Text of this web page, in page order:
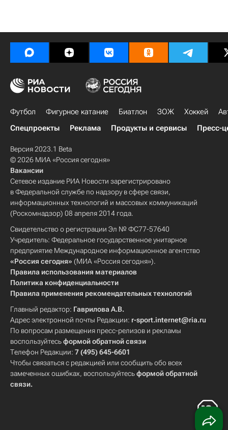
Футбол Фигурное катание Биатлон ЗОЖ Хоккей
Спецпроекты
Реклама Продукты и сервисы Пресс-
Версия 2023.1 Beta
© 2026 МИА «Россия сегодня»
Вакансии
Сетевое издание РИА Новости зарегистрировано
в Федеральной службе по надзору в сфере связи,
информационных технологий и массовых коммуникаций
(Роскомнадзор) 08 апреля 2014 года.
Свидетельство о регистрации Эл № ФС77-57640
Учредитель: Федеральное государственное унитарное
предприятие Международное информационное агентство
«Россия сегодня» (МИА «Россия сегодня»).
Правила использования материалов
Политика конфиденциальности
Правила применения рекомендательных технологий
Главный редактор: Гаврилова А.В.
Адрес электронной почты Редакции: r-sport.internet@ria.ru
По вопросам размещения пресс-релизов и рекламы
воспользуйтесьформой обратной связи
Телефон Редакции: 7 (495) 645-6601
Чтобы связаться с редакцией или сообщить обо всех
замеченных ошибках, воспользуйтесьформой обратной
связи.